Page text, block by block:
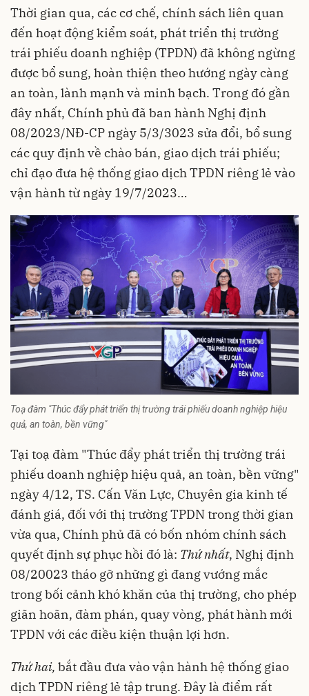
Thời gian qua, các cơ chế, chính sách liên quan
đến hoạt động kiểm soát, phát triển thị trường
trái phiếu doanh nghiệp (TPDN) đã không ngừng
được bổ sung, hoàn thiện theo hướng ngày càng
an toàn, lành mạnh và minh bạch. Trong đó gần
đây nhất, Chính phủ đã ban hành Nghị định
08/2023/NĐ-CP ngày 5/3/3023 sửa đổi, bổ sung
các quy định về chào bán, giao dịch trái phiếu;
chỉ đạo đưa hệ thống giao dịch TPDN riêng lẻ vào
vận hành từ ngày 19/7/2023…
Toạ đàm "Thúc đẩy phát triển thị trường trái phiếu doanh nghiệp hiệu
quả, an toàn, bền vững"
Tại toạ đàm "Thúc đẩy phát triển thị trường trái
phiếu doanh nghiệp hiệu quả, an toàn, bền vững"
ngày 4/12, TS. Cấn Văn Lực, Chuyên gia kinh tế
đánh giá, đối với thị trường TPDN trong thời gian
vừa qua, Chính phủ đã có bốn nhóm chính sách
quyết định sự phục hồi đó là: Thứ nhất, Nghị định
08/20023 tháo gỡ những gì đang vướng mắc
trong bối cảnh khó khăn của thị trường, cho phép
giãn hoãn, đàm phán, quay vòng, phát hành mới
TPDN với các điều kiện thuận lợi hơn.
Thứ hai, bắt đầu đưa vào vận hành hệ thống giao
dịch TPDN riêng lẻ tập trung. Đây là điểm rất